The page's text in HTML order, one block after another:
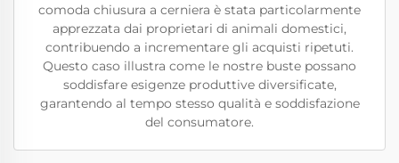
comoda chiusura a cerniera è stata particolarmente
apprezzata dai proprietari di animali domestici,
contribuendo a incrementare gli acquisti ripetuti.
Questo caso illustra come le nostre buste possano
soddisfare esigenze produttive diversificate,
garantendo al tempo stesso qualità e soddisfazione
del consumatore.